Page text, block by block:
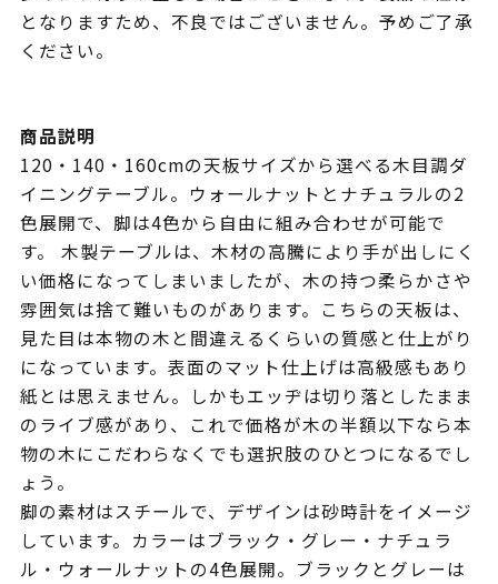
となりますため、不良ではございません。予めご了承
ください。
商品説明
120・140・160cmの天板サイズから選べる木目調ダ
イニングテーブル。ウォールナットとナチュラルの2
色展開で、脚は4色から自由に組み合わせが可能で
す。 木製テーブルは、木材の高騰により手が出しにく
い価格になってしまいましたが、木の持つ柔らかさや
雰囲気は捨て難いものがあります。こちらの天板は、
見た目は本物の木と間違えるくらいの質感と仕上がり
になっています。表面のマット仕上げは高級感もあり
紙とは思えません。しかもエッヂは切り落としたまま
のライブ感があり、これで価格が木の半額以下なら本
物の木にこだわらなくでも選択肢のひとつになるでし
ょう。
脚の素材はスチールで、デザインは砂時計をイメージ
しています。カラーはブラック・グレー・ナチュラ
ル・ウォールナットの4色展開。ブラックとグレーは